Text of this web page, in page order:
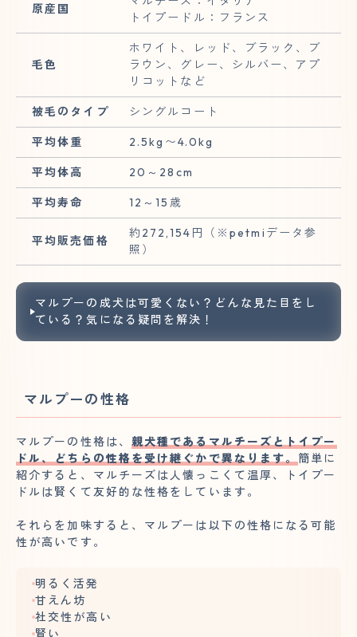
原産国
トイプードル：フランス
毛色
ホワイト、レッド、ブラック、ブ
ラウン、グレー、シルバー、アプ
リコットなど
被毛のタイプ シングルコート
平均体重 2.5kg〜4.0kg
平均体高 20～28cm
平均寿命 12～15歳
平均販売価格
約272,154円（※petmiデータ参
照）
マルプーの成犬は可愛くない？どんな見た目をし
ている？気になる疑問を解決！
マルプーの性格
マルプーの性格は、 親犬種であるマルチーズとトイプー
ドル、どちらの性格を受け継ぐかで異なります。 簡単に
紹介すると、マルチーズは人懐っこくて温厚、トイプー
ドルは賢くて友好的な性格をしています。
それらを加味すると、マルプーは以下の性格になる可能
性が高いです。
明るく活発
甘えん坊
社交性が高い
賢い